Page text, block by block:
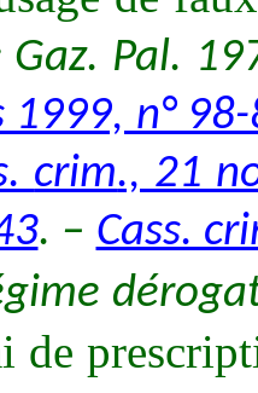
Gaz. Pal.
n°
crim., 21
. – Cass.
de